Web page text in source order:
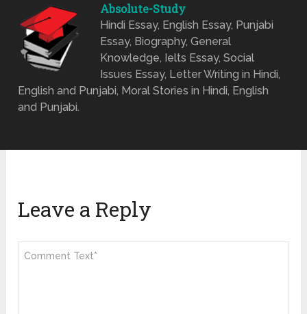
Absolute-Study
Hindi Essay, English Essay, Punjabi
Essay, Biography, General
Knowledge, Ielts Essay, Social
Issues Essay, Letter Writing in Hindi,
English and Punjabi, Moral Stories in Hindi, English
and Punjabi.
Leave a Reply